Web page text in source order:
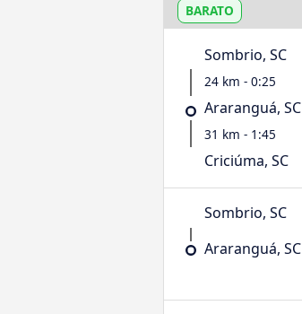
BARATO
Sombrio, SC
24 km - 0:25
Araranguá, SC
31 km - 1:45
Criciúma, SC
Sombrio, SC
Araranguá, SC